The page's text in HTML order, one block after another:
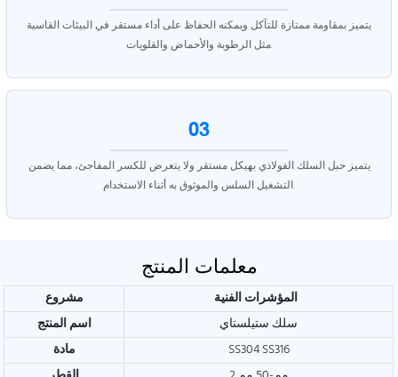
يتميز بمقاومة ممتازة للتآكل ويمكنه الحفاظ على أداء مستقر في البيئات القاسية
مثل الرطوبة والأحماض والقلويات.
03
يتميز حبل السلك الفولاذي بهيكل مستقر ولا يتعرض للكسر المفاجئ، مما يضمن
التشغيل السلس والموثوق به أثناء الاستخدام.
معلمات المنتج
مشروع
اسم المنتج
سلك ستيلستاي
مادة
SS304 SS316